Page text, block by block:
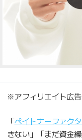
※アフィリエイト広告
「ペイトナーファク
きない」「まだ資金